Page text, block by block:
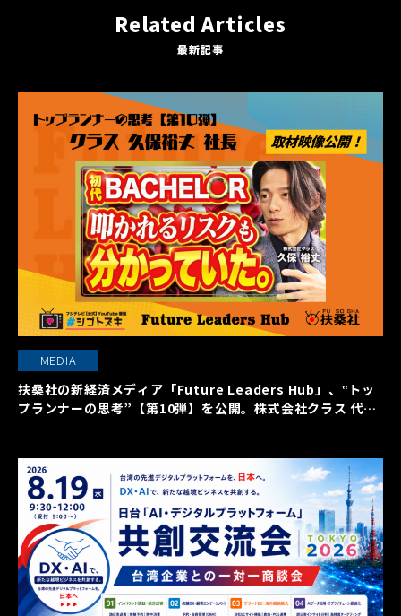
Related Articles
最新記事
MEDIA
扶桑社の新経済メディア「Future Leaders Hub」、‟トッ
プランナーの思考”【第10弾】を公開。株式会社クラス 代表